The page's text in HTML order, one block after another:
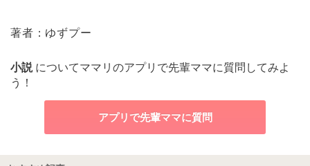
著者：ゆずプー
小説についてママリのアプリで先輩ママに質問してみよ
う！
アプリで先輩ママに質問